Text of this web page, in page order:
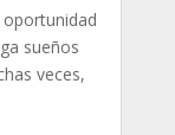
sueños
veces,